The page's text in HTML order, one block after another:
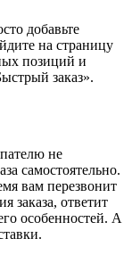
добавьте
на страницу
позиций и
заказ».
не
самостоятельно.
вам перезвонит
заказа, ответит
особенностей. А